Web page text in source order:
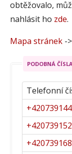
obtěžovalo,
nahlásit ho zde.
Mapa stránek ->
PODOBNÁ
Telefonní